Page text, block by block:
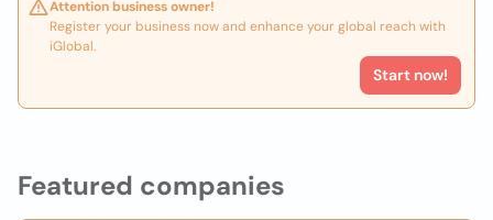
Featured companies
Attention business owner!
Register your business now and enhance your global reach with
iGlobal.
Start now!